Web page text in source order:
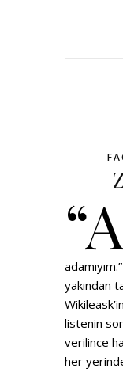
“A
yakından
listenin
verilince
her